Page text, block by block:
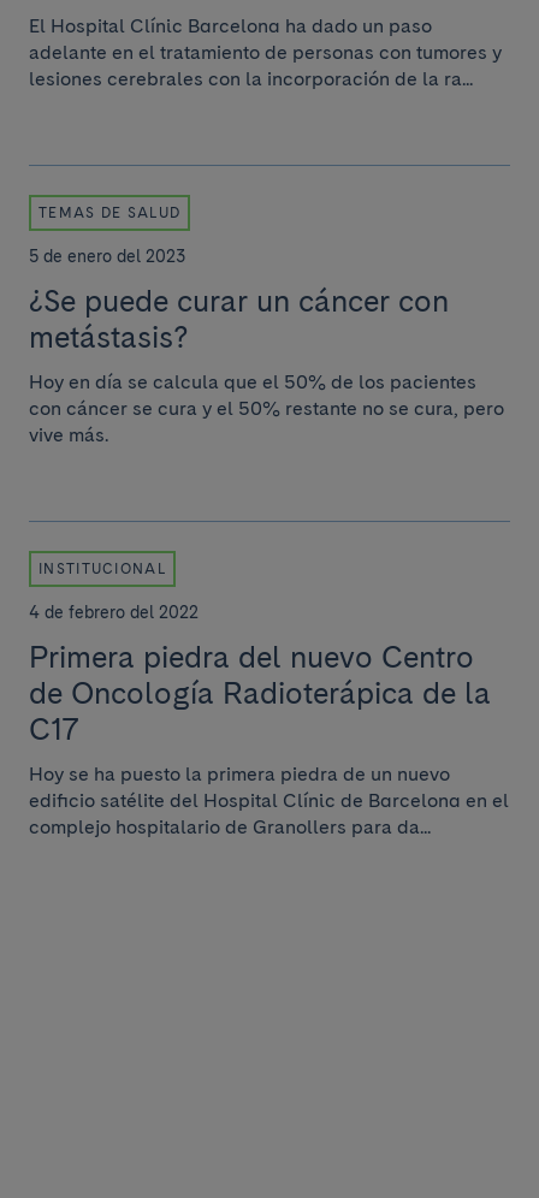
El Hospital Clínic Barcelona ha dado un paso
adelante en el tratamiento de personas con tumores y
lesiones cerebrales con la incorporación de la ra...
TEMAS DE SALUD
5 de enero del 2023
¿Se puede curar un cáncer con
metástasis?
Hoy en día se calcula que el 50% de los pacientes
con cáncer se cura y el 50% restante no se cura, pero
vive más.
INSTITUCIONAL
4 de febrero del 2022
Primera piedra del nuevo Centro
de Oncología Radioterápica de la
C17
Hoy se ha puesto la primera piedra de un nuevo
edificio satélite del Hospital Clínic de Barcelona en el
complejo hospitalario de Granollers para da...